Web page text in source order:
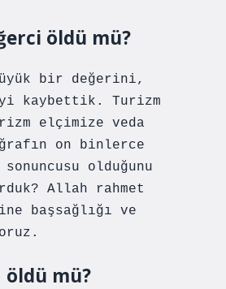
öldü mü?
bir değerini,
kaybettik. Turizm
elçimize veda
on binlerce
olduğunu
Allah rahmet
başsağlığı ve
öldü mü?